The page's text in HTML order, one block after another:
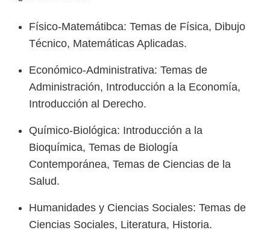
Físico-Matemátibca: Temas de Física, Dibujo
Técnico, Matemáticas Aplicadas.
Económico-Administrativa: Temas de
Administración, Introducción a la Economía,
Introducción al Derecho.
Químico-Biológica: Introducción a la
Bioquímica, Temas de Biología
Contemporánea, Temas de Ciencias de la
Salud.
Humanidades y Ciencias Sociales: Temas de
Ciencias Sociales, Literatura, Historia.